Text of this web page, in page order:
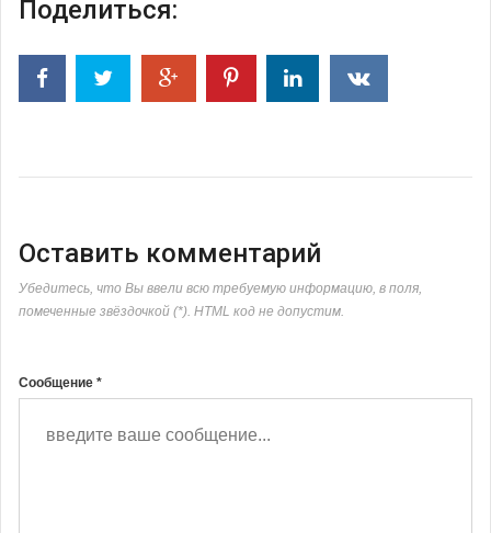
Поделиться:
Оставить комментарий
Убедитесь, что Вы ввели всю требуемую информацию, в поля,
помеченные звёздочкой (*). HTML код не допустим.
Сообщение *